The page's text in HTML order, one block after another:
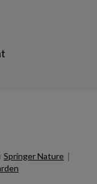
Springer Nature |